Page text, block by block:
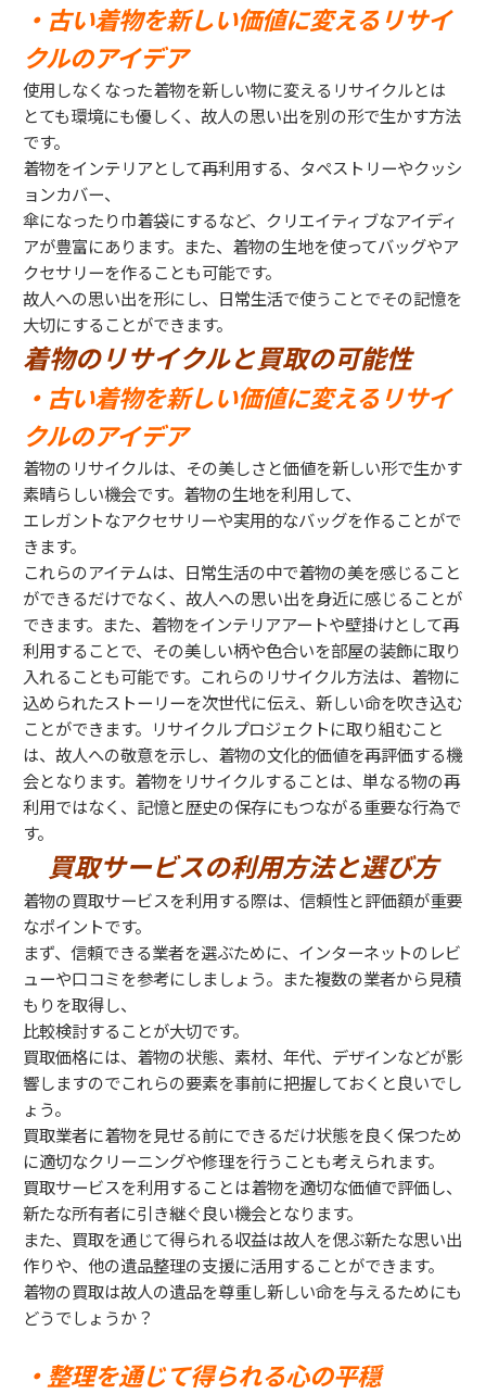
・古い着物を新しい価値に変えるリサイ
クルのアイデア
使用しなくなった着物を新しい物に変えるリサイクルとは
とても環境にも優しく、故人の思い出を別の形で生かす方法
です。
着物をインテリアとして再利用する、タペストリーやクッシ
ョンカバー、
傘になったり巾着袋にするなど、クリエイティブなアイディ
アが豊富にあります。また、着物の生地を使ってバッグやア
クセサリーを作ることも可能です。
故人への思い出を形にし、日常生活で使うことでその記憶を
大切にすることができます。
着物のリサイクルと買取の可能性
・古い着物を新しい価値に変えるリサイ
クルのアイデア
着物のリサイクルは、その美しさと価値を新しい形で生かす
素晴らしい機会です。着物の生地を利用して、
エレガントなアクセサリーや実用的なバッグを作ることがで
きます。
これらのアイテムは、日常生活の中で着物の美を感じること
ができるだけでなく、故人への思い出を身近に感じることが
できます。また、着物をインテリアアートや壁掛けとして再
利用することで、その美しい柄や色合いを部屋の装飾に取り
入れることも可能です。これらのリサイクル方法は、着物に
込められたストーリーを次世代に伝え、新しい命を吹き込む
ことができます。リサイクルプロジェクトに取り組むこと
は、故人への敬意を示し、着物の文化的価値を再評価する機
会となります。着物をリサイクルすることは、単なる物の再
利用ではなく、記憶と歴史の保存にもつながる重要な行為で
す。
買取サービスの利用方法と選び方
着物の買取サービスを利用する際は、信頼性と評価額が重要
なポイントです。
まず、信頼できる業者を選ぶために、インターネットのレビ
ューや口コミを参考にしましょう。また複数の業者から見積
もりを取得し、
比較検討することが大切です。
買取価格には、着物の状態、素材、年代、デザインなどが影
響しますのでこれらの要素を事前に把握しておくと良いでし
ょう。
買取業者に着物を見せる前にできるだけ状態を良く保つため
に適切なクリーニングや修理を行うことも考えられます。
買取サービスを利用することは着物を適切な価値で評価し、
新たな所有者に引き継ぐ良い機会となります。
また、買取を通じて得られる収益は故人を偲ぶ新たな思い出
作りや、他の遺品整理の支援に活用することができます。
着物の買取は故人の遺品を尊重し新しい命を与えるためにも
どうでしょうか？
・整理を通じて得られる心の平穏